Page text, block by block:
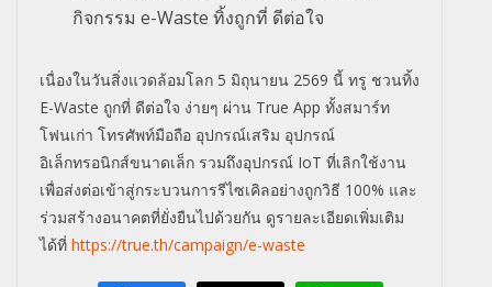
กิจกรรม e-Waste ทิ้งถูกที่ ดีต่อใจ
เนื่องในวันสิ่งแวดล้อมโลก 5 มิถุนายน 2569 นี้ ทรู ชวนทิ้ง
E-Waste ถูกที่ ดีต่อใจ ง่ายๆ ผ่าน True App ทั้งสมาร์ท
โฟนเก่า โทรศัพท์มือถือ อุปกรณ์เสริม อุปกรณ์
อิเล็กทรอนิกส์ขนาดเล็ก รวมถึงอุปกรณ์ IoT ที่เลิกใช้งาน
เพื่อส่งต่อเข้าสู่กระบวนการรีไซเคิลอย่างถูกวิธี 100% และ
ร่วมสร้างอนาคตที่ยั่งยืนไปด้วยกัน ดูรายละเอียดเพิ่มเติม
ได้ที่ https://true.th/campaign/e-waste